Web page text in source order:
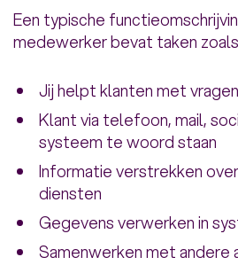
Een typische
medewerker bevat taken
Jij helpt klanten met
Klant via telefoon, mail,
systeem te woord staan
Informatie verstrekken
diensten
Gegevens verwerken in
Samenwerken met andere